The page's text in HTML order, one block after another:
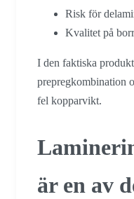
Risk för
Kvalitet på
I den faktiska
prepregkombination
fel kopparvikt.
är en av